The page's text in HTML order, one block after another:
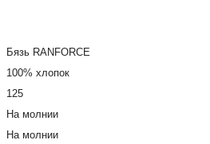
Бязь RANFORCE
100% хлопок
125
На молнии
На молнии